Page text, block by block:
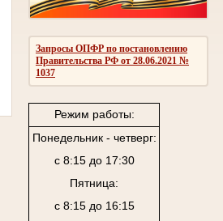
Запросы ОПФР по постановлению
Правительства РФ от 28.06.2021 №
1037
Режим работы:
Понедельник - четверг:
с 8:15 до 17:30
Пятница:
с 8:15 до 16:15